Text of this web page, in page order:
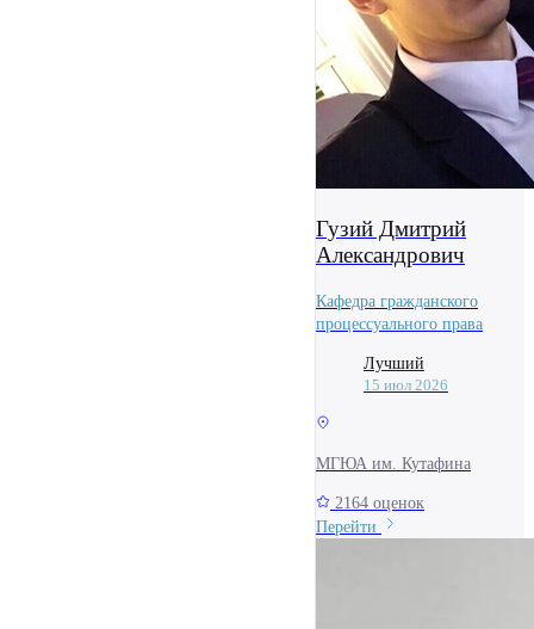
Гузий Дмитрий
Александрович
Кафедра гражданского
процессуального права
Лучший
15 июл 2026
МГЮА им. Кутафина
2164 оценок
Перейти